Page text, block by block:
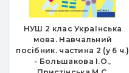
НУШ 2 клас Українська
мова. Навчальний
посібник. частина 2 (у 6 ч.)
- Большакова І.О.,